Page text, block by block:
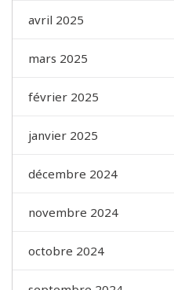
avril 2025
mars 2025
février 2025
janvier 2025
décembre 2024
novembre 2024
octobre 2024